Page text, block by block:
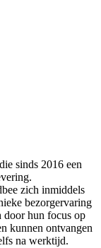
sinds 2016 een
zich inmiddels
bezorgervaring
door hun focus op
kunnen ontvangen
na werktijd.